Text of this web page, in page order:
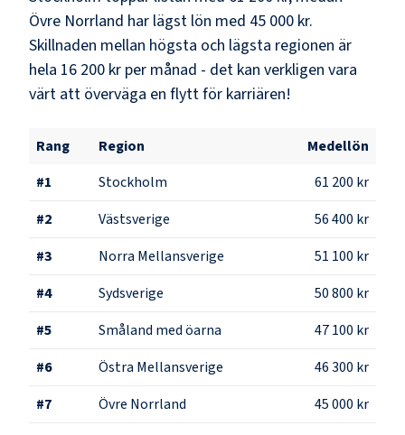
Övre Norrland har lägst lön med 45 000 kr.
Skillnaden mellan högsta och lägsta regionen är
hela 16 200 kr per månad - det kan verkligen vara
värt att överväga en flytt för karriären!
Rang Region
Medellön
#1 Stockholm
61 200 kr
#2 Västsverige
56 400 kr
#3 Norra Mellansverige
51 100 kr
#4 Sydsverige
50 800 kr
#5 Småland med öarna
47 100 kr
#6 Östra Mellansverige
46 300 kr
#7 Övre Norrland 45 000 kr